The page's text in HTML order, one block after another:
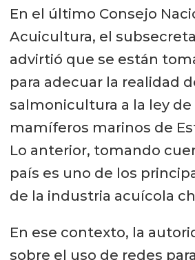
En el último Consejo
Acuicultura, el
advirtió que se están
para adecuar la realidad
salmonicultura a la ley
mamíferos marinos de
Lo anterior, tomando
país es uno de los
de la industria acuícola
En ese contexto, la
sobre el uso de redes